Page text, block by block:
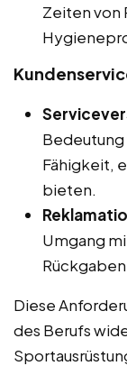
Zeiten von
Fähigkeit,
bieten.
Umgang
Diese
des Berufs